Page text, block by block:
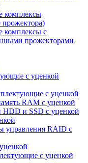
комплексы
прожектора)
комплексы с
прожекторами
с уценкой
с уценкой
RAM с уценкой
HDD и SSD с уценкой
управления RAID с
с уценкой